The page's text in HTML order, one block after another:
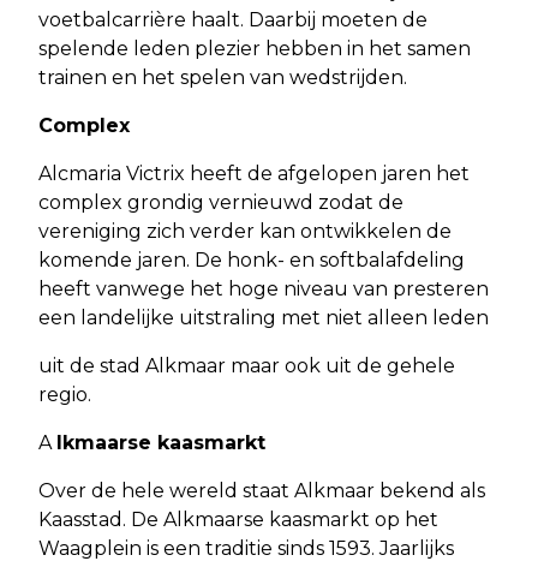
voetbalcarrière haalt. Daarbij moeten de
spelende leden plezier hebben in het samen
trainen en het spelen van wedstrijden.
Complex
Alcmaria Victrix heeft de afgelopen jaren het
complex grondig vernieuwd zodat de
vereniging zich verder kan ontwikkelen de
komende jaren. De honk- en softbalafdeling
heeft vanwege het hoge niveau van presteren
een landelijke uitstraling met niet alleen leden
uit de stad Alkmaar maar ook uit de gehele
regio.
A lkmaarse kaasmarkt
Over de hele wereld staat Alkmaar bekend als
Kaasstad. De Alkmaarse kaasmarkt op het
Waagplein is een traditie sinds 1593. Jaarlijks